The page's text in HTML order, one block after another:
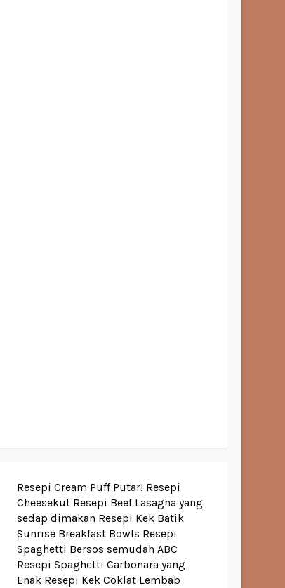
Resepi Cream Puff Putar! Resepi
Cheesekut Resepi Beef Lasagna yang
sedap dimakan Resepi Kek Batik
Sunrise Breakfast Bowls Resepi
Spaghetti Bersos semudah ABC
Resepi Spaghetti Carbonara yang
Enak Resepi Kek Coklat Lembab